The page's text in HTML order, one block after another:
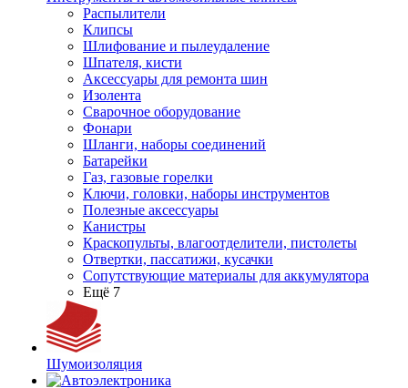
Распылители
Клипсы
Шлифование и пылеудаление
Шпателя, кисти
Аксессуары для ремонта шин
Изолента
Сварочное оборудование
Фонари
Шланги, наборы соединений
Батарейки
Газ, газовые горелки
Ключи, головки, наборы инструментов
Полезные аксессуары
Канистры
Краскопульты, влагоотделители, пистолеты
Отвертки, пассатижи, кусачки
Сопутствующие материалы для аккумулятора
Ещё 7
Шумоизоляция